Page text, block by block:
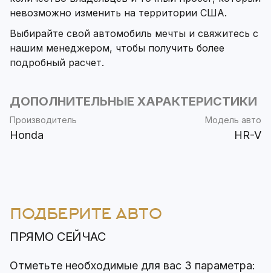
невозможно изменить на территории США.
Выбирайте свой автомобиль мечты и свяжитесь с
нашим менеджером, чтобы получить более
подробный расчет.
ДОПОЛНИТЕЛЬНЫЕ ХАРАКТЕРИСТИКИ
Производитель
Honda
Модель авто
HR-V
ПОДБЕРИТЕ АВТО
ПРЯМО СЕЙЧАС
Отметьте необходимые для вас 3 параметра: